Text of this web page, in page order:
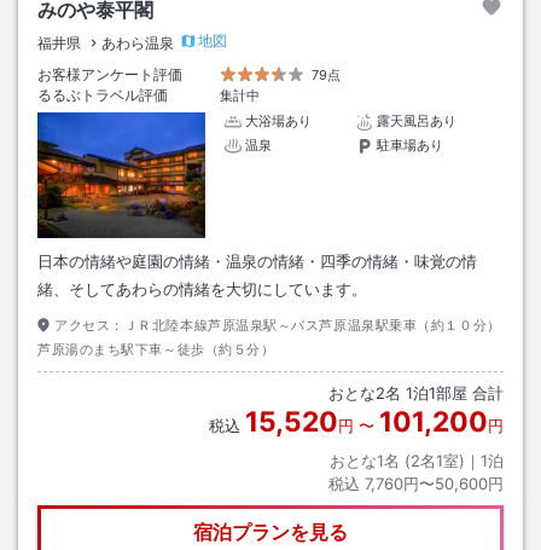
みのや泰平閣
福井県 あわら温泉
地図
お客様アンケート評価
79点
るるぶトラベル評価
集計中
大浴場あり
露天風呂あり
温泉
駐車場あり
日本の情緒や庭園の情緒・温泉の情緒・四季の情緒・味覚の情
緒、そしてあわらの情緒を大切にしています。
アクセス：
ＪＲ北陸本線芦原温泉駅～バス芦原温泉駅乗車（約１０分）
芦原湯のまち駅下車～徒歩（約５分）
おとな2名 1泊1部屋 合計
税込 15,520円 〜 101,200円
おとな1名 (2名1室)｜ 1泊
税込 7,760円〜50,600円
宿泊プランを見る